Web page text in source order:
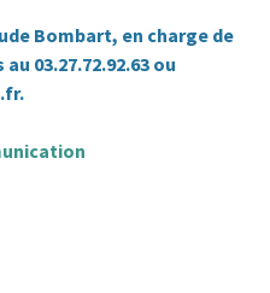
Bombart, en charge de
03.27.72.92.63 ou